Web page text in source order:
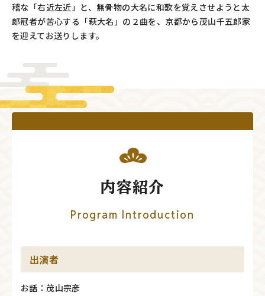
稽な「右近左近」と、無骨物の大名に和歌を覚えさせようと太
郎冠者が苦心する「萩大名」の２曲を、京都から茂山千五郎家
を迎えてお送りします。
内容紹介
Program Introduction
出演者
お話：茂山宗彦